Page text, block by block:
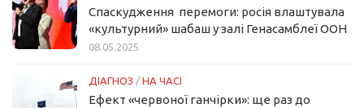
Спаскудження перемоги: росія влаштувала
«культурний» шабаш у залі Генасамблеї ООН
08.05.2025
ДІАГНОЗ / НА ЧАСІ
Ефект «червоної ганчірки»: ще раз до